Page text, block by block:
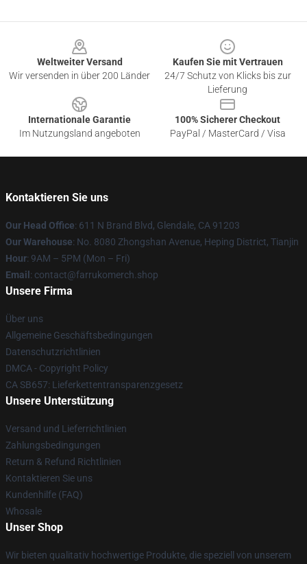
Weltweiter Versand
Wir versenden in über 200 Länder
Kaufen Sie mit Vertrauen
24/7 Schutz von Klicks bis zur
Lieferung
Internationale Garantie
Im Nutzungsland angeboten
100% Sicherer Checkout
PayPal / MasterCard / Visa
Kontaktieren Sie uns
Our Head Office: 611 N Brand Blvd, Glendale, CA 91203
Our Warehouse: No. 8080 Zhongshan Avenue, Heping District, Tianjin
Hour: 9AM – 5PM (Mon – Fri)
Email : contact@farrukomerch.shop
Unsere Firma
Über uns
Allgemeine Geschäftsbedingungen
Datenschutzrichtlinien
DMCA - Copyright Policy
CA SB657: Lieferkettentransparenzgesetz
Unsere Unterstützung
Versand und Lieferrichtlinien
Zahlungsbedingungen
Return & Refund Richtlinien
Kontaktieren Sie uns
Kundenhilfe (FAQ)
Whosale
Unser Shop
Wir bieten qualitativ hochwertige Produkte, die speziell von unserem